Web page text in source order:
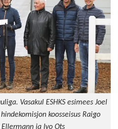
Vasakul ESHKS esimees Joel
koosseisus Raigo
ja Ivo Ots